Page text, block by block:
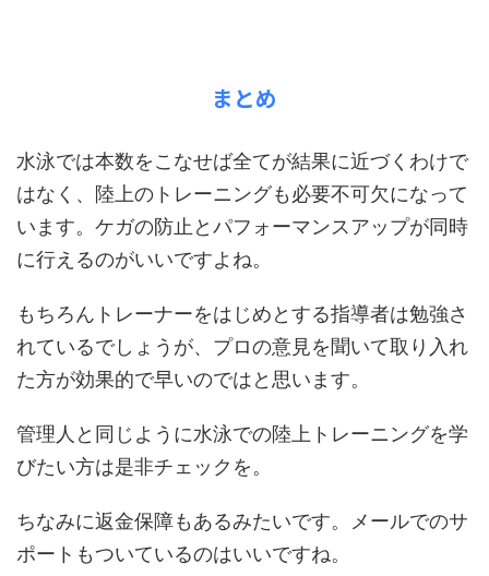
まとめ
水泳では本数をこなせば全てが結果に近づくわけで
はなく、陸上のトレーニングも必要不可欠になって
います。ケガの防止とパフォーマンスアップが同時
に行えるのがいいですよね。
もちろんトレーナーをはじめとする指導者は勉強さ
れているでしょうが、プロの意見を聞いて取り入れ
た方が効果的で早いのではと思います。
管理人と同じように水泳での陸上トレーニングを学
びたい方は是非チェックを。
ちなみに返金保障もあるみたいです。メールでのサ
ポートもついているのはいいですね。